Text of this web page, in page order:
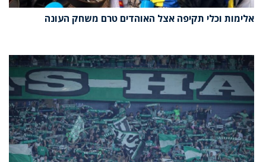
אלימות וכלי תקיפה אצל האוהדים טרם משחק העונה